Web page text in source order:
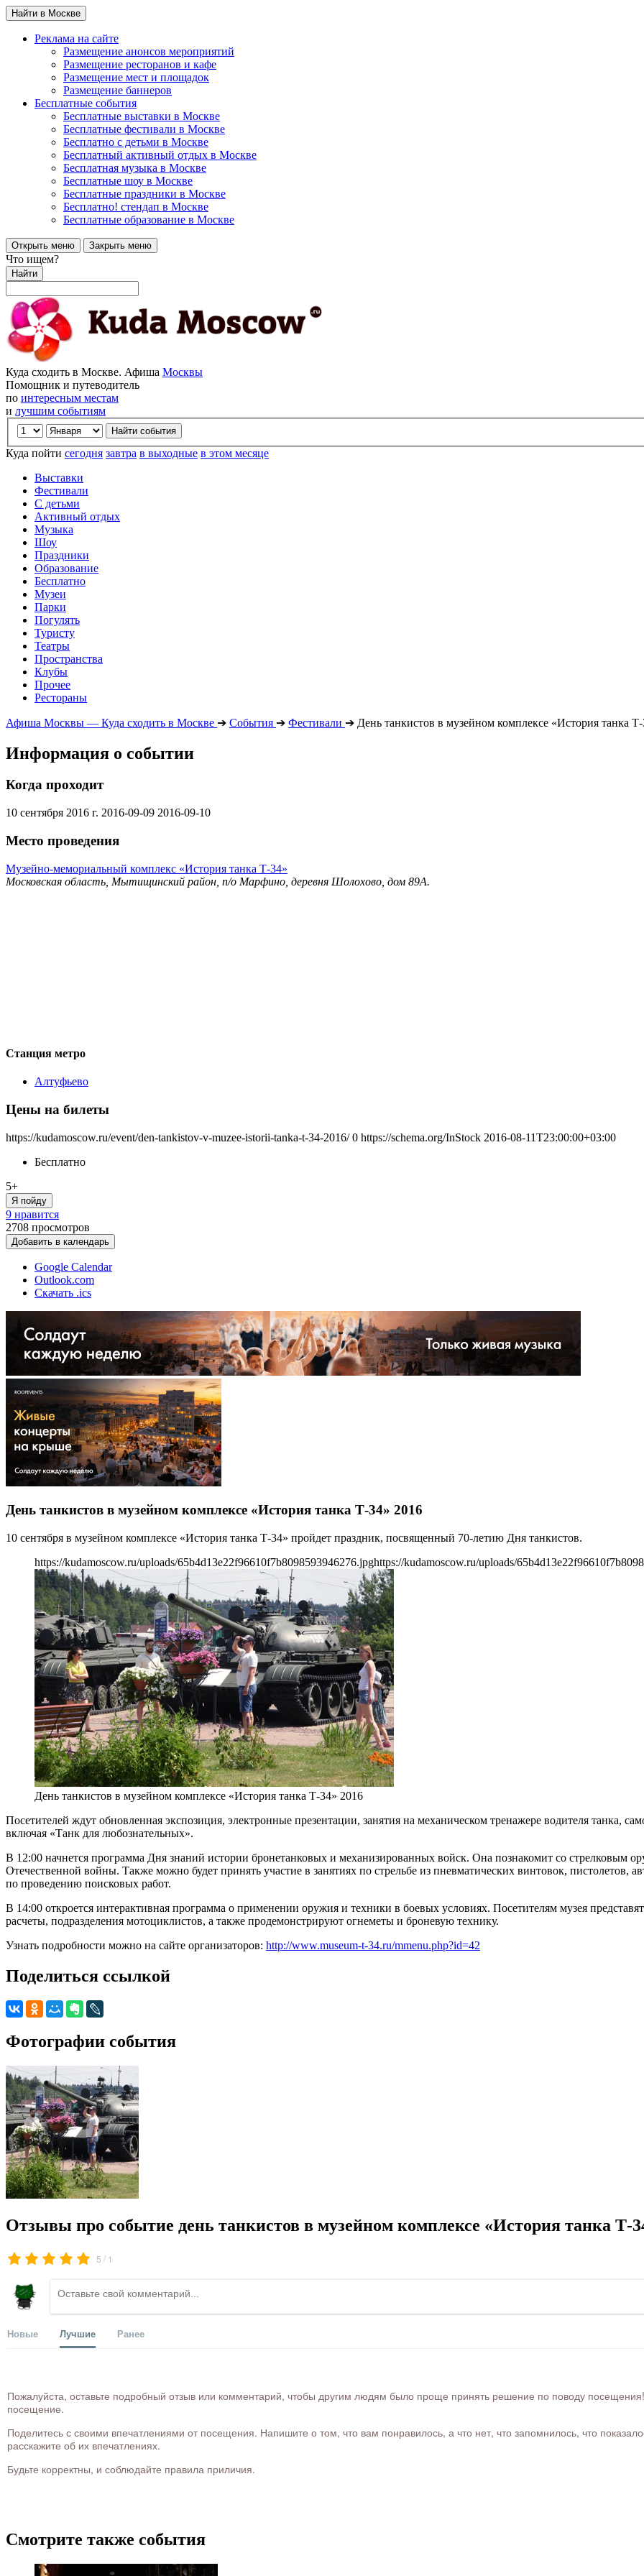
Найти в Москве
Реклама на сайте
Размещение анонсов мероприятий
Размещение ресторанов и кафе
Размещение мест и площадок
Размещение баннеров
Бесплатные события
Бесплатные выставки в Москве
Бесплатные фестивали в Москве
Бесплатно с детьми в Москве
Бесплатный активный отдых в Москве
Бесплатная музыка в Москве
Бесплатные шоу в Москве
Бесплатные праздники в Москве
Бесплатно! стендап в Москве
Бесплатные образование в Москве
Открыть меню Закрыть меню
Что ищем?
Найти
Куда сходить в Москве. Афиша Москвы
Помощник и путеводитель
по интересным местам
и лучшим событиям
Куда пойти сегодня завтра в выходные в этом месяце
Выставки
Фестивали
С детьми
Активный отдых
Музыка
Шоу
Праздники
Образование
Бесплатно
Музеи
Парки
Погулять
Туристу
Театры
Пространства
Клубы
Прочее
Рестораны
Афиша Москвы — Куда сходить в Москве ➔ События ➔ Фестивали ➔ День танкистов в музейном комплексе «История танка
Информация о событии
Когда проходит
10 сентября 2016 г. 2016-09-09 2016-09-10
Место проведения
Музейно-мемориальный комплекс «История танка Т-34»
Московская область, Мытищинский район, п/о Марфино, деревня Шолохово, дом 89А.
Станция метро
Алтуфьево
Цены на билеты
https://kudamoscow.ru/event/den-tankistov-v-muzee-istorii-tanka-t-34-2016/ 0 https://schema.org/InStock 2016-08-11T23:00:00+03:00
Бесплатно
5+
Я пойду
9 нравится
2708 просмотров
Добавить в календарь
Google Calendar
Outlook.com
Скачать .ics
День танкистов в музейном комплексе «История танка Т-34» 2016
10 сентября в музейном комплексе «История танка Т-34» пройдет праздник, посвященный 70-летию Дня танкистов.
https://kudamoscow.ru/uploads/65b4d13e22f96610f7b8098593946276.jpghttps://kudamoscow.ru/uploads/
День танкистов в музейном комплексе «История танка Т-34» 2016
Посетителей ждут обновленная экспозиция, электронные презентации, занятия на механическом тренажере водителя танка,
включая «Танк для любознательных».
В 12:00 начнется программа Дня знаний истории бронетанковых и механизированных войск. Она познакомит со стрелковым
Отечественной войны. Также можно будет принять участие в занятиях по стрельбе из пневматических винтовок, пистолетов,
по проведению поисковых работ.
В 14:00 откроется интерактивная программа о применении оружия и техники в боевых условиях. Посетителям музея
расчеты, подразделения мотоциклистов, а также продемонстрируют огнеметы и броневую технику.
Узнать подробности можно на сайте организаторов: http://www.museum-t-34.ru/mmenu.php?id=42
Поделиться ссылкой
Фотографии события
Отзывы про событие день танкистов в музейном комплексе «История танка Т-
5 / 1
Новые Лучшие Ранее
Пожалуйста, оставьте подробный отзыв или комментарий, чтобы другим людям было проще принять решение по поводу посещения!
посещение.
Поделитесь с своими впечатлениями от посещения. Напишите о том, что вам понравилось, а что нет, что запомнилось, что
расскажите об их впечатлениях.
Будьте корректны, и соблюдайте правила приличия.
Смотрите также события